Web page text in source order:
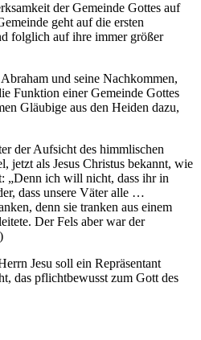
der Gemeinde Gottes auf
geht auf die ersten
folglich auf ihre immer größer
und seine Nachkommen,
Funktion einer Gemeinde Gottes
Gläubige aus den Heiden dazu,
der Aufsicht des himmlischen
jetzt als Jesus Christus bekannt, wie
„Denn ich will nicht, dass ihr in
dass unsere Väter alle …
denn sie tranken aus einem
Der Fels aber war der
Jesu soll ein Repräsentant
das pflichtbewusst zum Gott des